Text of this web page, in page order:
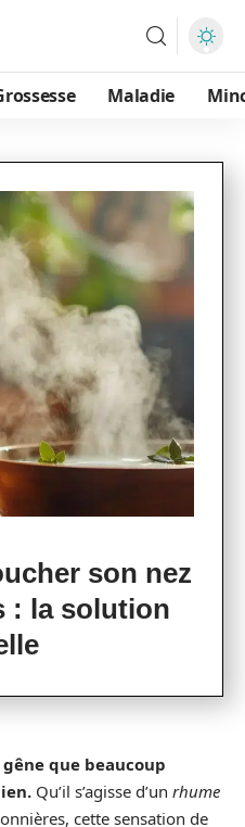
Maladie
son nez
: la solution
que beaucoup
Qu’il s’agisse d’un rhume
cette sensation de